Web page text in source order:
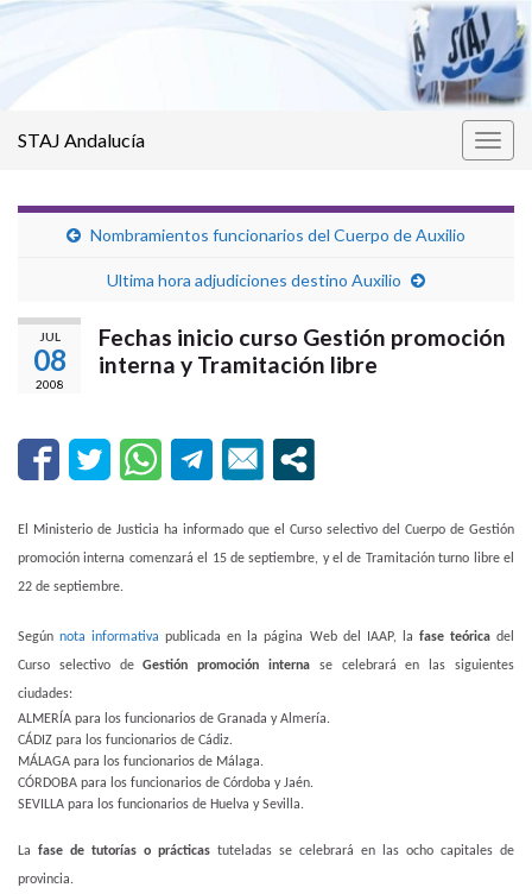
STAJ Andalucía
Nombramientos funcionarios del Cuerpo de Auxilio
Ultima hora adjudiciones destino Auxilio
JUL
08
2008
Fechas inicio curso Gestión promoción
interna y Tramitación libre
El Ministerio de Justicia ha informado que el Curso selectivo del Cuerpo de Gestión
promoción interna comenzará el 15 de septiembre, y el de Tramitación turno libre el
22 de septiembre.
Segúnnota informativa publicada en la página Web del IAAP, la fase teóricadel
Curso selectivo deGestión promoción interna se celebrará en las siguientes
ciudades:
ALMERÍA para los funcionarios de Granada y Almería.
CÁDIZ para los funcionarios de Cádiz.
MÁLAGA para los funcionarios de Málaga.
CÓRDOBA para los funcionarios de Córdoba y Jaén.
SEVILLA para los funcionarios de Huelva y Sevilla.
La fase de tutorías o prácticas tuteladas se celebrará en las ocho capitales de
provincia.